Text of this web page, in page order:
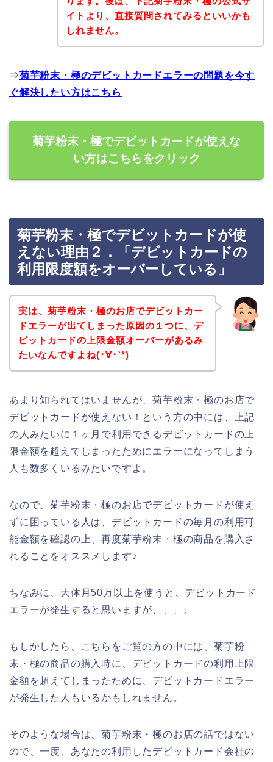
イトより、直接質問されてみるといいかも
しれません。
⇒菊芋粉末・極のデビットカードエラーの問題を今す
ぐ解決したい方はこちら
菊芋粉末・極でデビットカードが使えな
い方はこちらをクリック
菊芋粉末・極でデビットカードが使
えない理由２．「デビットカードの
利用限度額をオーバーしている」
実は、菊芋粉末・極のお店でデビットカー
ドエラーが出てしまった原因の１つに、デ
ビットカードの上限金額オーバーがあるみ
たいなんですよね(･∀･`*)
あまり知られてはいませんが、菊芋粉末・極のお店で
デビットカードが使えない！という方の中には、上記
の人みたいに１ヶ月で利用できるデビットカードの上
限金額を超えてしまったためにエラーになってしまう
人も数多くいるみたいですよ。
なので、菊芋粉末・極のお店でデビットカードが使え
ずに困っている人は、デビットカードの毎月の利用可
能金額を確認の上、再度菊芋粉末・極の商品を購入さ
れることをオススメします♪
ちなみに、大体月50万以上を使うと、デビットカード
エラーが発生すると思いますが、、、。
もしかしたら、こちらをご覧の方の中には、菊芋粉
末・極の商品の購入時に、デビットカードの利用上限
金額を超えてしまったために、デビットカードエラー
が発生した人もいるかもしれません。
そのような場合は、菊芋粉末・極のお店の話ではない
ので、一度、あなたの利用したデビットカード会社の